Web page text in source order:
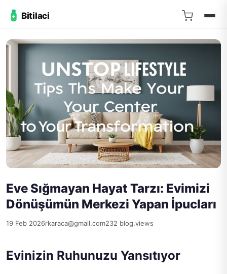
Bitilaci
Eve Sığmayan Hayat Tarzı: Evimizi
Dönüşümün Merkezi Yapan İpucları
19 Feb 2026rkaraca@gmail.com232 blog.views
Evinizin Ruhunuzu Yansıtıyor